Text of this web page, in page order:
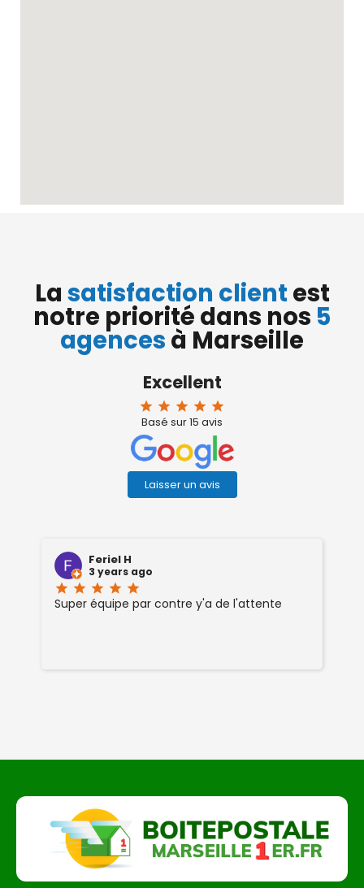
La satisfaction client est
notre priorité dans nos 5
agences à Marseille
Excellent
star star star star star
Basé sur15 avis
Laisser un avis
Feriel H
3 years ago
star star star star star
Super équipe par contre y'a de l'attente